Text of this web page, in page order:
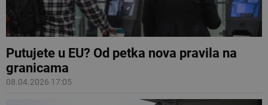
Putujete u EU? Od petka nova pravila na
granicama
08.04.2026 17:05